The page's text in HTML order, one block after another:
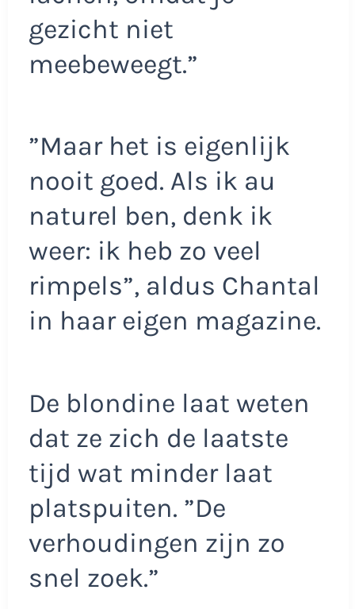
gezicht niet
meebeweegt.”
”Maar het is eigenlijk
nooit goed. Als ik au
naturel ben, denk ik
weer: ik heb zo veel
rimpels”, aldus Chantal
in haar eigen magazine.
De blondine laat weten
dat ze zich de laatste
tijd wat minder laat
platspuiten. ”De
verhoudingen zijn zo
snel zoek.”